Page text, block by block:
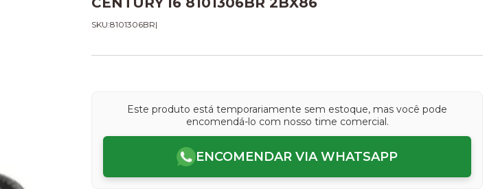
SKU:8101306BR|
Este produto está temporariamente sem estoque, mas você pode
encomendá-lo com nosso time comercial.
ENCOMENDAR VIA WHATSAPP